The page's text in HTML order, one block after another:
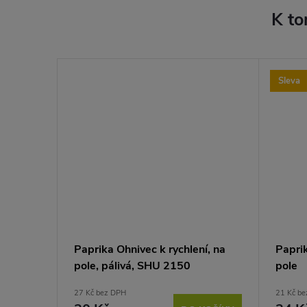
K
Paprika Ohnivec k rychlení, na
pole, pálivá, SHU 2150
27 Kč bez DPH
Sleva
pole
21 Kč